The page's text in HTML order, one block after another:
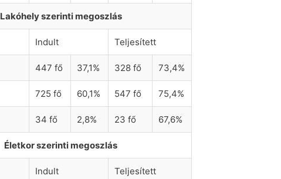
Lakóhely szerinti megoszlás
Indult Teljesített
447 fő 37,1% 328 fő 73,4%
725 fő 60,1% 547 fő 75,4%
34 fő 2,8% 23 fő 67,6%
Életkor szerinti megoszlás
Indult Teljesített